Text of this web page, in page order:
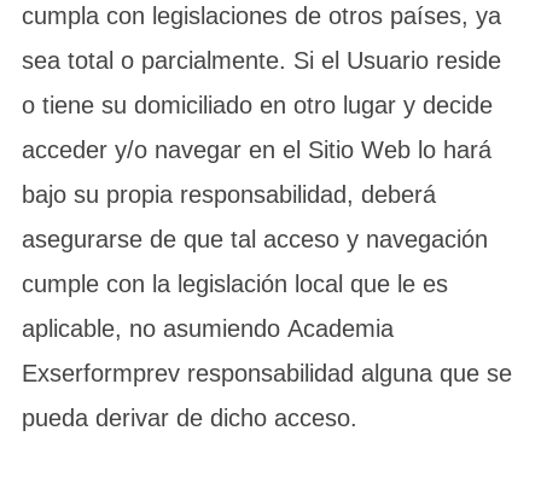
cumpla con legislaciones de otros países, ya
sea total o parcialmente. Si el Usuario reside
o tiene su domiciliado en otro lugar y decide
acceder y/o navegar en el Sitio Web lo hará
bajo su propia responsabilidad, deberá
asegurarse de que tal acceso y navegación
cumple con la legislación local que le es
aplicable, no asumiendo Academia
Exserformprev responsabilidad alguna que se
pueda derivar de dicho acceso.